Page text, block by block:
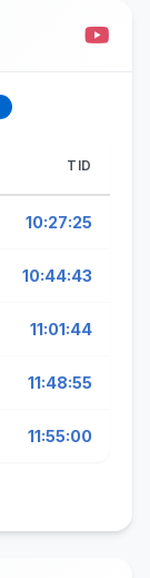
TID
10:27:25
10:44:43
11:01:44
11:48:55
11:55:00